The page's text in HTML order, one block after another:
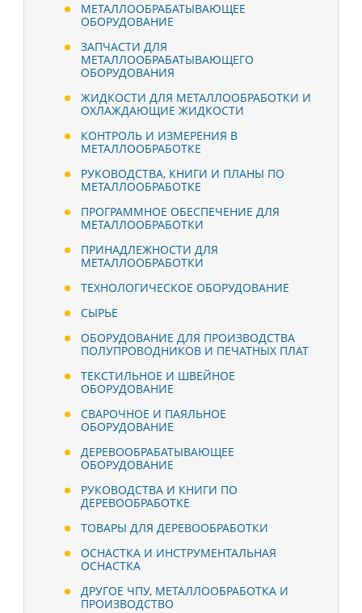
МЕТАЛЛООБРАБАТЫВАЮЩЕЕ
ОБОРУДОВАНИЕ
ЗАПЧАСТИ ДЛЯ
МЕТАЛЛООБРАБАТЫВАЮЩЕГО
ОБОРУДОВАНИЯ
ЖИДКОСТИ ДЛЯ МЕТАЛЛООБРАБОТКИ И
ОХЛАЖДАЮЩИЕ ЖИДКОСТИ
КОНТРОЛЬ И ИЗМЕРЕНИЯ В
МЕТАЛЛООБРАБОТКЕ
РУКОВОДСТВА, КНИГИ И ПЛАНЫ ПО
МЕТАЛЛООБРАБОТКЕ
ПРОГРАММНОЕ ОБЕСПЕЧЕНИЕ ДЛЯ
МЕТАЛЛООБРАБОТКИ
ПРИНАДЛЕЖНОСТИ ДЛЯ
МЕТАЛЛООБРАБОТКИ
ТЕХНОЛОГИЧЕСКОЕ ОБОРУДОВАНИЕ
СЫРЬЕ
ОБОРУДОВАНИЕ ДЛЯ ПРОИЗВОДСТВА
ПОЛУПРОВОДНИКОВ И ПЕЧАТНЫХ ПЛАТ
ТЕКСТИЛЬНОЕ И ШВЕЙНОЕ
ОБОРУДОВАНИЕ
СВАРОЧНОЕ И ПАЯЛЬНОЕ
ОБОРУДОВАНИЕ
ДЕРЕВООБРАБАТЫВАЮЩЕЕ
ОБОРУДОВАНИЕ
РУКОВОДСТВА И КНИГИ ПО
ДЕРЕВООБРАБОТКЕ
ТОВАРЫ ДЛЯ ДЕРЕВООБРАБОТКИ
ОСНАСТКА И ИНСТРУМЕНТАЛЬНАЯ
ОСНАСТКА
ДРУГОЕ ЧПУ, МЕТАЛЛООБРАБОТКА И
ПРОИЗВОДСТВО